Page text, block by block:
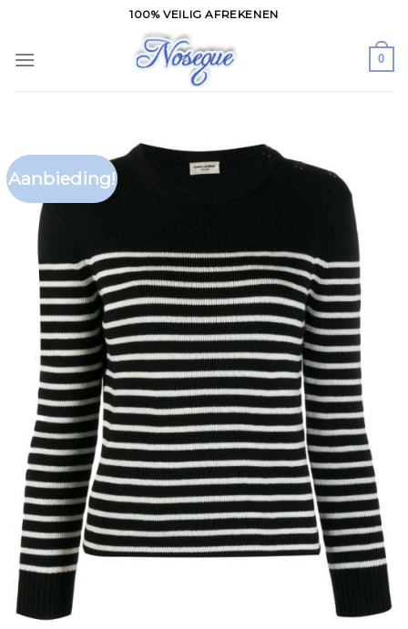
content
100% VEILIG AFREKENEN
0
Aanbieding!